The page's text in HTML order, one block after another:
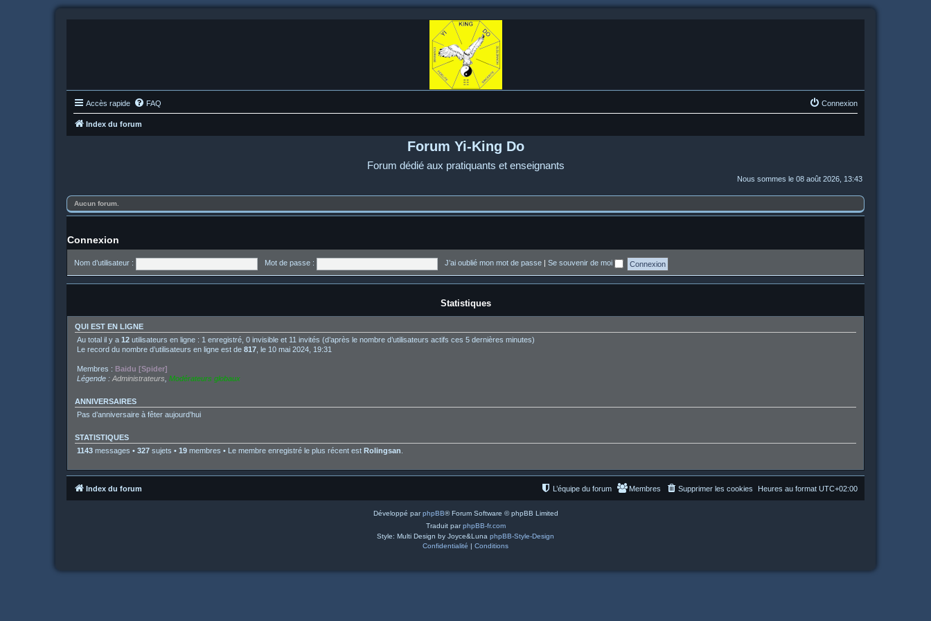
Accès rapide FAQ Connexion
Index du forum
Forum Yi-King Do
Forum dédié aux pratiquants et enseignants
Nous sommes le 08 août 2026, 13:43
Aucun forum.
Connexion
Nom d’utilisateur : Mot de passe : J’ai oublié mon mot de passe Se souvenir de moi
Statistiques
QUI EST EN LIGNE
Au total il y a 12 utilisateurs en ligne : 1 enregistré, 0 invisible et 11 invités (d’après le nombre d’utilisateurs actifs ces 5 dernières minutes)
Le record du nombre d’utilisateurs en ligne est de 817 , le 10 mai 2024, 19:31
Membres : Baidu [Spider]
Légende : Administrateurs Modérateurs globaux
ANNIVERSAIRES
Pas d’anniversaire à fêter aujourd’hui
STATISTIQUES
1143 messages • 327 sujets • 19 membres • Le membre enregistré le plus récent est Rolingsan
Index du forum Heures au format UTC+02:00
Supprimer les cookies
Membres
L’équipe du forum
Développé parphpBB® Forum Software © phpBB Limited
Traduit parphpBB-fr.com
Style: Multi Design by Joyce&Luna phpBB-Style-Design
Confidentialité | Conditions